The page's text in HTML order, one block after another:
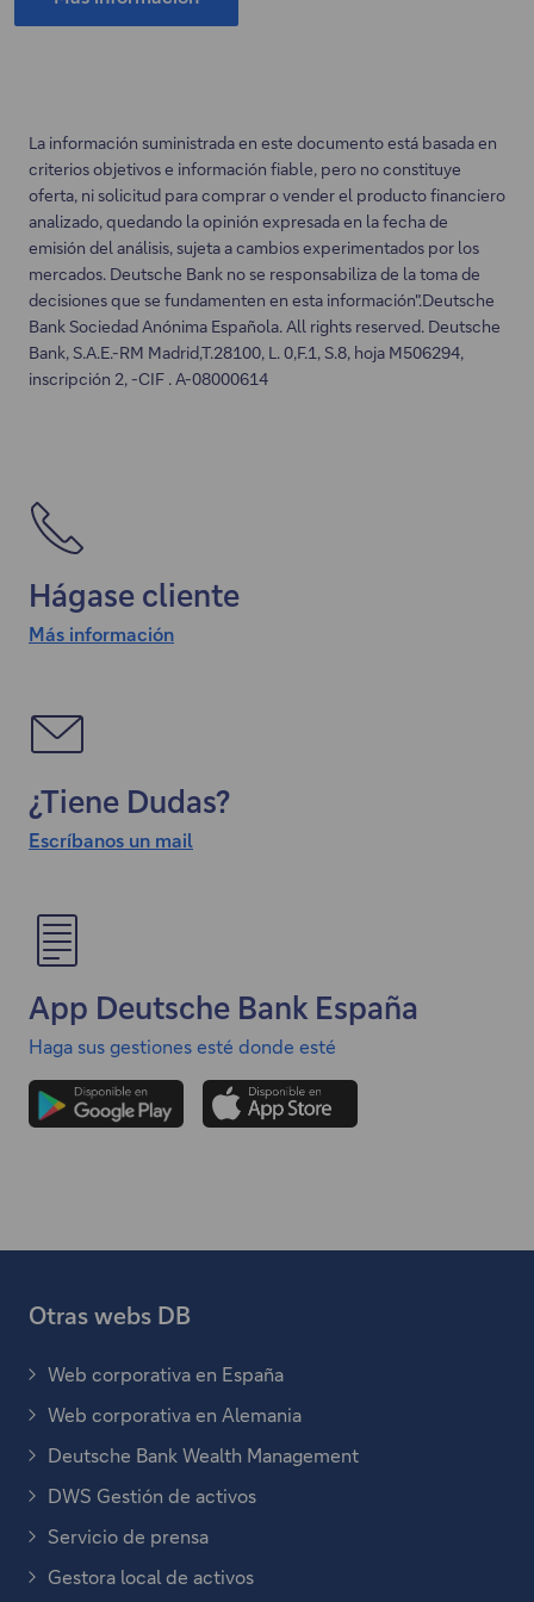
Este
en
una
nueva
pestaña.
La información suministrada en este documento está basada en
criterios objetivos e información fiable, pero no constituye
oferta, ni solicitud para comprar o vender el producto financiero
analizado, quedando la opinión expresada en la fecha de
emisión del análisis, sujeta a cambios experimentados por los
mercados. Deutsche Bank no se responsabiliza de la toma de
decisiones que se fundamenten en esta información".Deutsche
Bank Sociedad Anónima Española. All rights reserved. Deutsche
Bank, S.A.E.-RM Madrid,T.28100, L. 0,F.1, S.8, hoja M506294,
inscripción 2, -CIF . A-08000614
Hágase cliente
Más información
¿Tiene Dudas?
Escríbanos un mail
"
l
e
l
a
e
a
e
u
a
v
t
a
n
App Deutsche Bank España
Haga sus gestiones esté donde esté
Otras webs DB
Web corporativa en España
E
s
e
e
n
l
c
Web corporativa en Alemania
E
s
e
n
l
Deutsche Bank Wealth Management
E
s
e
e
n
DWS Gestión de activos
E
s
e
Servicio de prensa
E
s
Gestora local de activos
E